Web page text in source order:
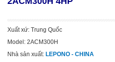
Xuất xứ: Trung Quốc
Model: 2ACM300H
Nhà sản xuất: LEPONO - CHINA